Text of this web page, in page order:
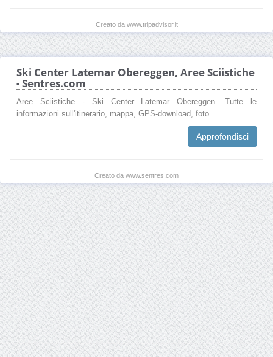
Creato da www.tripadvisor.it
Ski Center Latemar Obereggen, Aree Sciistiche
- Sentres.com
Aree Sciistiche - Ski Center Latemar Obereggen. Tutte le
informazioni sull'itinerario, mappa, GPS-download, foto.
Approfondisci
Creato da www.sentres.com